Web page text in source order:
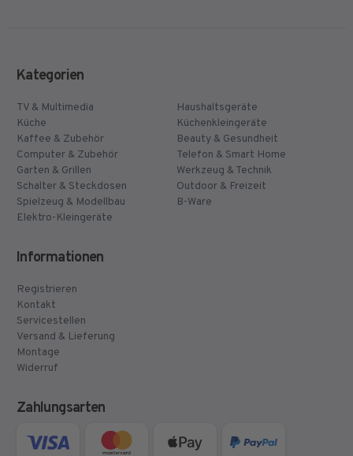
Kategorien
TV & Multimedia
Haushaltsgeräte
Küche
Küchenkleingeräte
Kaffee & Zubehör
Beauty & Gesundheit
Computer & Zubehör
Telefon & Smart Home
Garten & Grillen
Werkzeug & Technik
Schalter & Steckdosen
Outdoor & Freizeit
Spielzeug & Modellbau
B-Ware
Elektro-Kleingeräte
Informationen
Registrieren
Kontakt
Servicestellen
Versand & Lieferung
Montage
Widerruf
Zahlungsarten